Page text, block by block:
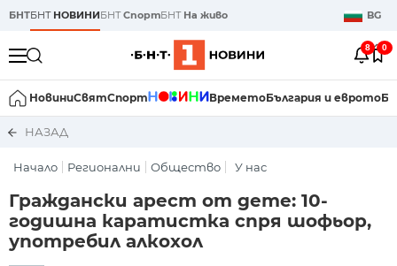
БНТБНТ НОВИНИБНТСпортБНТ На живо BG
8 0
НовиниСвятСпорт ВреметоБългария и еврото
НАЗАД
Начало Регионални Общество У нас
Граждански арест от дете: 10-
годишна каратистка спря шофьор,
употребил алкохол